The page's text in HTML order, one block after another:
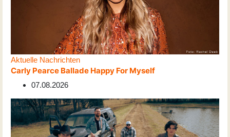
Aktuelle Nachrichten
Carly Pearce Ballade Happy For Myself
07.08.2026